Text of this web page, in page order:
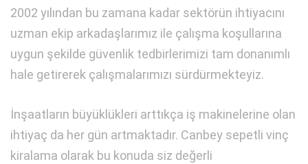
2002 yılından bu zamana kadar sektörün ihtiyacını
uzman ekip arkadaşlarımız ile çalışma koşullarına
uygun şekilde güvenlik tedbirlerimizi tam donanımlı
hale getirerek çalışmalarımızı sürdürmekteyiz.
İnşaatların büyüklükleri arttıkça iş makinelerine olan
ihtiyaç da her gün artmaktadır. Canbey sepetli vinç
kiralama olarak bu konuda siz değerli